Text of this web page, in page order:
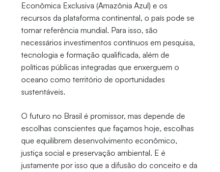
Econômica Exclusiva (Amazônia Azul) e os
recursos da plataforma continental, o país pode se
tornar referência mundial. Para isso, são
necessários investimentos contínuos em pesquisa,
tecnologia e formação qualificada, além de
políticas públicas integradas que enxerguem o
oceano como território de oportunidades
sustentáveis.
O futuro no Brasil é promissor, mas depende de
escolhas conscientes que façamos hoje, escolhas
que equilibrem desenvolvimento econômico,
justiça social e preservação ambiental. E é
justamente por isso que a difusão do conceito e da